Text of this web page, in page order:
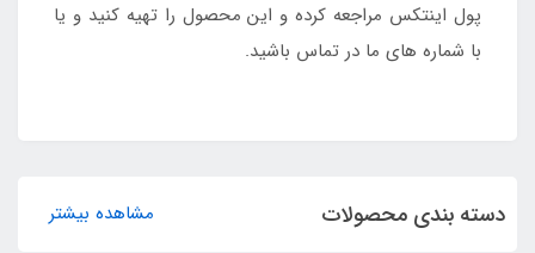
پول اینتکس مراجعه کرده و این محصول را تهیه کنید و یا
با شماره های ما در تماس باشید.
دسته بندی محصولات مشاهده بیشتر